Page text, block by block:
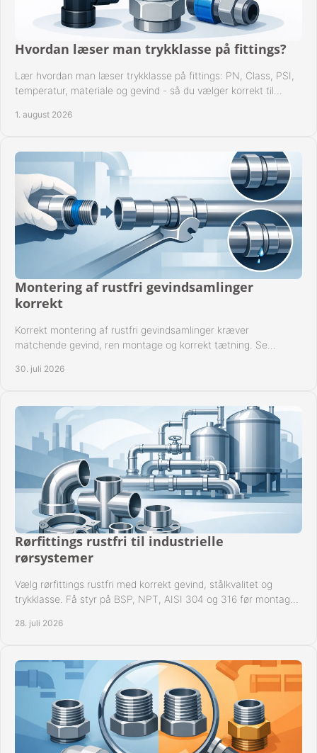
Hvordan læser man trykklasse på fittings?
Lær hvordan man læser trykklasse på fittings: PN, Class, PSI,
temperatur, materiale og gevind - så du vælger korrekt til
1. august 2026
Montering af rustfri gevindsamlinger
korrekt
Korrekt montering af rustfri gevindsamlinger kræver
matchende gevind, ren montage og korrekt tætning. Se
30. juli 2026
Rørfittings rustfri til industrielle
rørsystemer
Vælg rørfittings rustfri med korrekt gevind, stålkvalitet og
trykklasse. Få styr på BSP, NPT, AISI 304 og 316 før montage
28. juli 2026